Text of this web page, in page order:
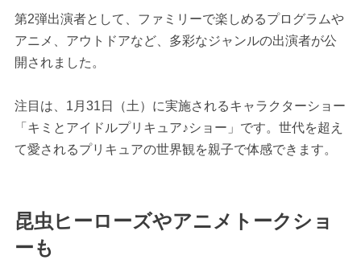
第2弾出演者として、ファミリーで楽しめるプログラムや
アニメ、アウトドアなど、多彩なジャンルの出演者が公
開されました。
注目は、1月31日（土）に実施されるキャラクターショー
「キミとアイドルプリキュア♪ショー」です。世代を超え
て愛されるプリキュアの世界観を親子で体感できます。
昆虫ヒーローズやアニメトークショ
ーも